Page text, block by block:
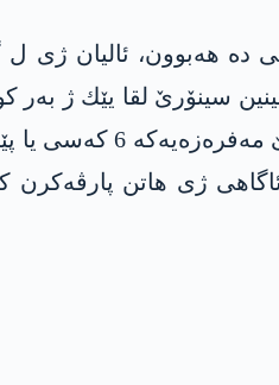
ده‌ هه‌بوون، ئالیان ژی
لقا یێك ژ به‌ر
رۆژێ جیهێ لنگێ خوه‌
ژی هاتن